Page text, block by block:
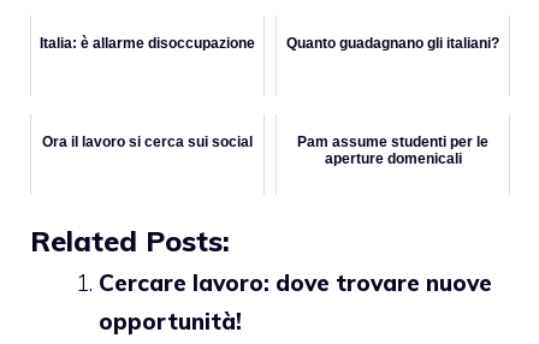
Italia: è allarme disoccupazione Quanto guadagnano gli italiani?
Ora il lavoro si cerca sui social
Pam assume studenti per le
aperture domenicali
Related Posts:
Cercare lavoro: dove trovare nuove
opportunità!